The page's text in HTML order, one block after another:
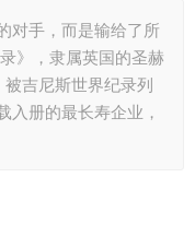
对手，而是输给了所
》，隶属英国的圣赫
吉尼斯世界纪录列
入册的最长寿企业，